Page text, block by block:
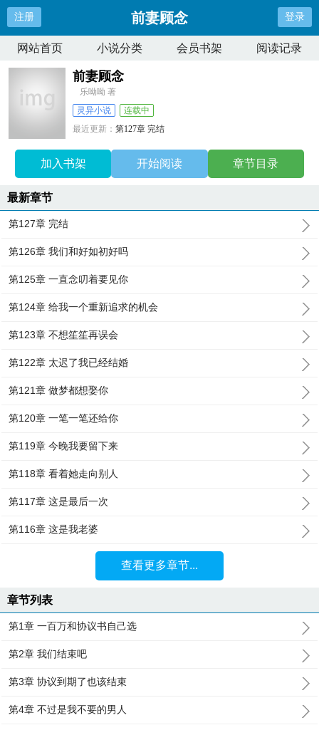
注册 前妻顾念 登录
网站首页 小说分类 会员书架 阅读记录
前妻顾念
乐呦呦 著
灵异小说
连载中
最近更新：第127章 完结
加入书架 开始阅读 章节目录
最新章节
第127章 完结
第126章 我们和好如初好吗
第125章 一直念叨着要见你
第124章 给我一个重新追求的机会
第123章 不想笙笙再误会
第122章 太迟了我已经结婚
第121章 做梦都想娶你
第120章 一笔一笔还给你
第119章 今晚我要留下来
第118章 看着她走向别人
第117章 这是最后一次
第116章 这是我老婆
查看更多章节...
章节列表
第1章 一百万和协议书自己选
第2章 我们结束吧
第3章 协议到期了也该结束
第4章 不过是我不要的男人